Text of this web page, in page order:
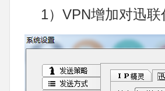
1）VPN增加对迅